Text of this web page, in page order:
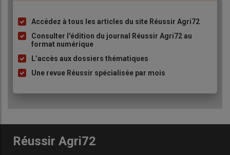
Liste
à
puce
Accédez à tous les articles du site Réussir Agri72
Consulter l'édition du journal Réussir Agri72 au
format numérique
L’accès aux dossiers thématiques
Une revue Réussir spécialisée par mois
Réussir Agri72